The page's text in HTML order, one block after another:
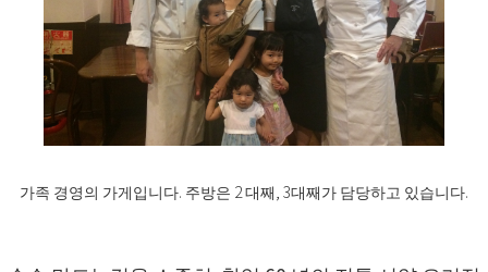
가족 경영의 가게입니다. 주방은 2 대째, 3대째가 담당하고 있습니다.